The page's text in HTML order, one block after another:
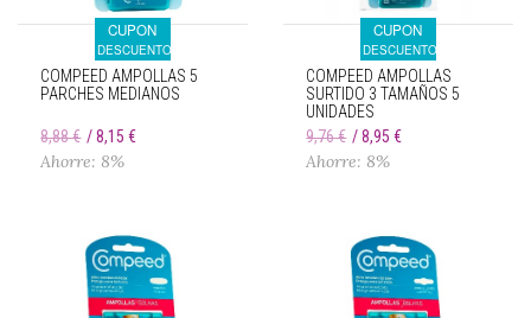
CUPON
DESCUENTO
COMPEED AMPOLLAS 5
PARCHES MEDIANOS
8,88 € 8,15 €
Ahorre: 8%
CUPON
DESCUENTO
COMPEED AMPOLLAS
SURTIDO 3 TAMAÑOS 5
UNIDADES
9,76 €
8,95 €
Ahorre: 8%